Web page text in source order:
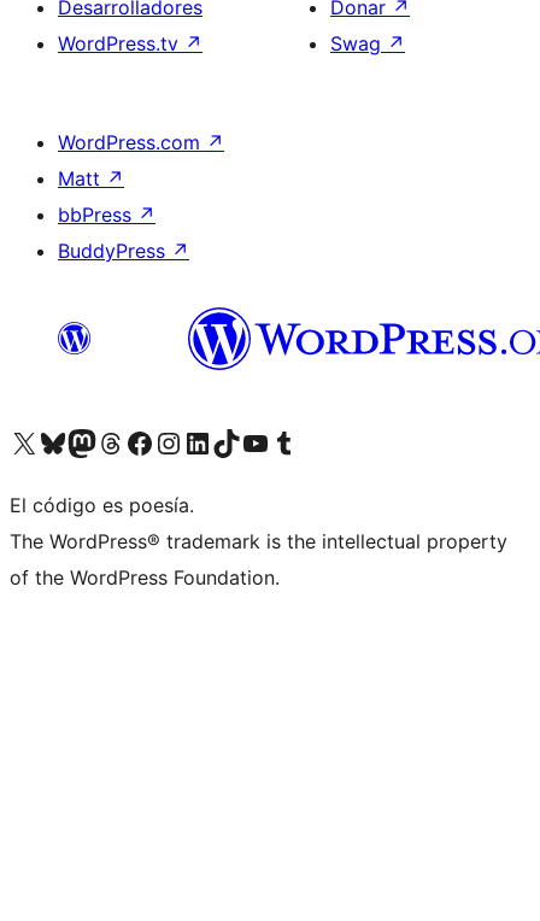
Desarrolladores
WordPress.tv ↗
Donar ↗
Swag ↗
WordPress.com ↗
Matt ↗
bbPress ↗
BuddyPress ↗
Visita nuestra cuenta de X (anteriormente Twitter)
Visita nuestra cuenta de Bluesky
Visita nuestra cuenta de Mastodon
Visita nuestra cuenta de Threads
Visita nuestra página de Facebook
Visita nuestra cuenta de Instagram
Visita nuestra cuenta de LinkedIn
Visita nuestra cuenta de TikTok
Visita nuestro canal de YouTube
Visita nuestra cuenta de Tumblr
El código es poesía.
The WordPress® trademark is the intellectual property
of the WordPress Foundation.